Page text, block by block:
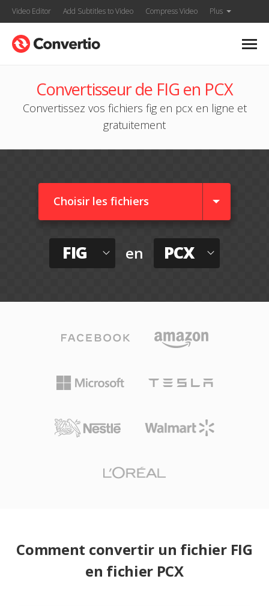
Video Editor Add Subtitles to Video Compress Video Plus
Convertisseur de FIG en PCX
Convertissez vos fichiers fig en pcx en ligne et
gratuitement
Choisir les fichiers
FIG en PCX
Comment convertir un fichier FIG
en fichier PCX